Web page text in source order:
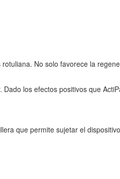
No solo favorece la
los efectos positivos que
que permite sujetar el